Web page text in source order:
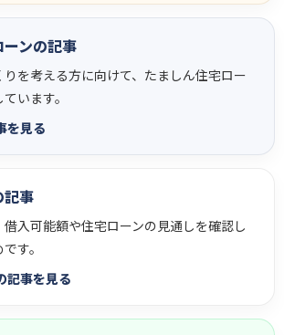
ンの記事
を考える方に向けて、たましん住宅ロー
います。
を見る
記事
入可能額や住宅ローンの見通しを確認し
す。
記事を見る